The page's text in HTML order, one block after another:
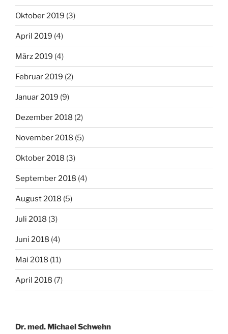
Oktober 2019 (3)
April 2019 (4)
März 2019 (4)
Februar 2019 (2)
Januar 2019 (9)
Dezember 2018 (2)
November 2018 (5)
Oktober 2018 (3)
September 2018 (4)
August 2018 (5)
Juli 2018 (3)
Juni 2018 (4)
Mai 2018 (11)
April 2018 (7)
Dr. med. Michael Schwehn